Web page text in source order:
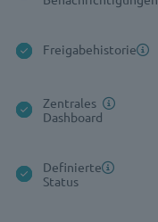
Freigabehistorie
Zentrales
Dashboard
Definierte
Status